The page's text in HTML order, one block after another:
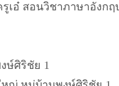
เอ๋ สอนวิชาภาษาอังก
ษ์ศิริชัย 1